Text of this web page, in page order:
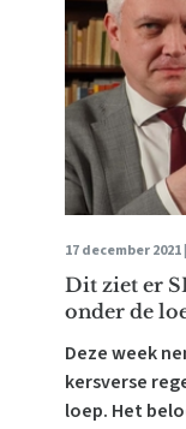
17 december 2021 |
Dit ziet er
onder de
Deze week
kersverse
loep. Het